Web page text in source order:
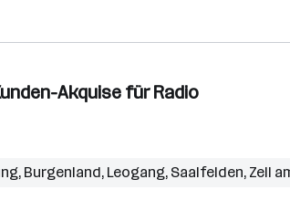
Akquise für Radio
, Burgenland, Leogang, Saalfelden, Zell